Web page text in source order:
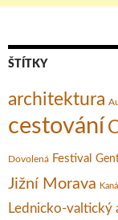
ŠTÍTKY
architektura
cestování
Dovolená Festival
Jižní Morava
Lednicko-valtický